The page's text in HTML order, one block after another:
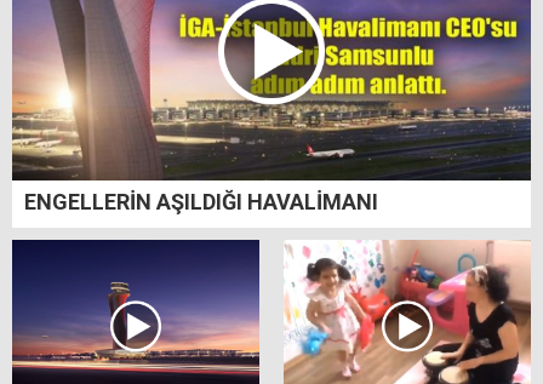
ENGELLERİN AŞILDIĞI HAVALİMANI